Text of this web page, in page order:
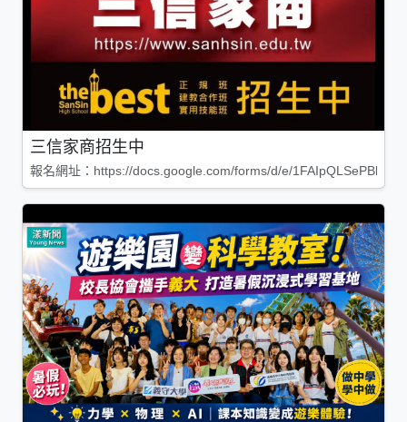
三信家商招生中
報名網址：https://docs.google.com/forms/d/e/